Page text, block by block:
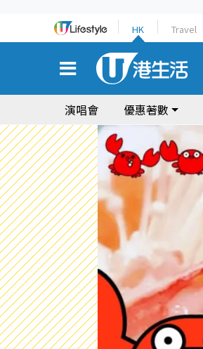
HK Travel
演唱會 優惠著數